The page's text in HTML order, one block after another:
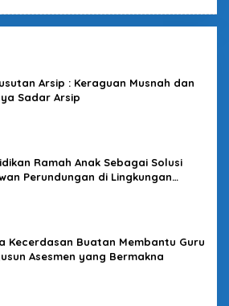
Arsip : Keraguan Musnah dan
Sadar Arsip
Ramah Anak Sebagai Solusi
Perundungan di Lingkungan
Kecerdasan Buatan Membantu Guru
Asesmen yang Bermakna